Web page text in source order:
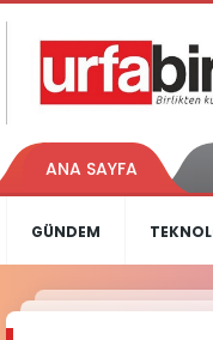
ANA SAYFA
GÜNDEM